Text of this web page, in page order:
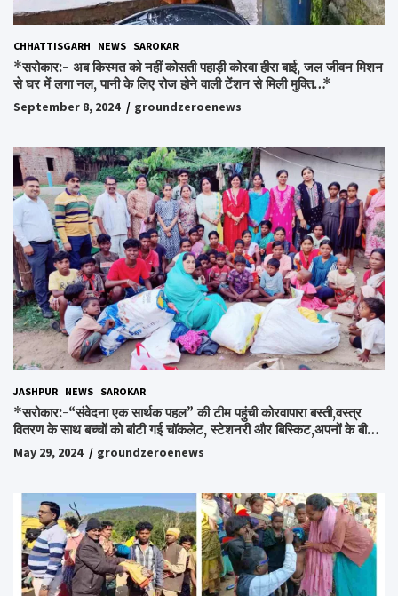
CHHATTISGARH NEWS SAROKAR
*सरोकार:- अब किस्मत को नहीं कोसती पहाड़ी कोरवा हीरा बाई, जल जीवन मिशन
से घर में लगा नल, पानी के लिए रोज होने वाली टेंशन से मिली मुक्ति…*
September 8, 2024 groundzeroenews
JASHPUR NEWS SAROKAR
*सरोकार:-“संवेदना एक सार्थक पहल” की टीम पहुंची कोरवापारा बस्ती,वस्त्र
वितरण के साथ बच्चों को बांटी गई चॉकलेट, स्टेशनरी और बिस्किट,अपनों के बीच
अपनों को पाकर भाव विभोर हुए लोग,संवेदना समूह के संस्थापक स्व.विश्वबंधु को
किया गया याद,समाजसेवी और समूह के लोगों ने रखी अपनी राय,कहा स्व.शर्मा के
May 29, 2024 groundzeroenews